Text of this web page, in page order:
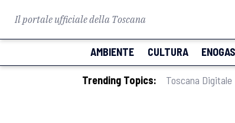
Il portale ufficiale della Toscana
AMBIENTE CULTURA
Trending Topics: Toscana Digitale